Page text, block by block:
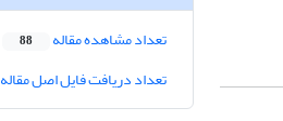
تعداد مشاهده مقاله 88
تعداد دریافت فایل اصل مقاله